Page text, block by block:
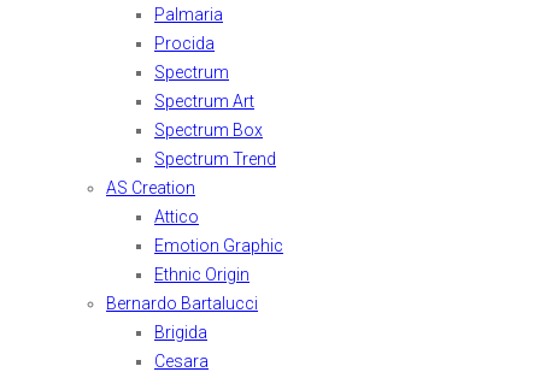
Palmaria
Procida
Spectrum
Spectrum Art
Spectrum Box
Spectrum Trend
AS Creation
Attico
Emotion Graphic
Ethnic Origin
Bernardo Bartalucci
Brigida
Cesara